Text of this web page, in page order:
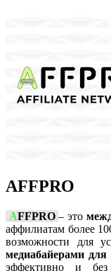
AFFPRO
AFFPRO – это
аффилиатам более
возможности для
медиабайерами для
эффективно и без